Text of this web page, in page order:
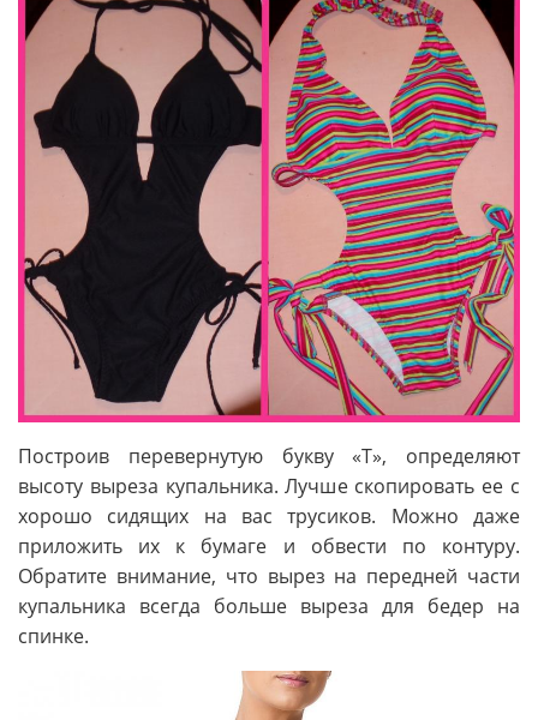
Построив перевернутую букву «Т», определяют
высоту выреза купальника. Лучше скопировать ее с
хорошо сидящих на вас трусиков. Можно даже
приложить их к бумаге и обвести по контуру.
Обратите внимание, что вырез на передней части
купальника всегда больше выреза для бедер на
спинке.